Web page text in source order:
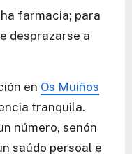
farmacia; para
desprazarse a
en Os Muiños
tranquila.
número, senón
saúdo persoal e